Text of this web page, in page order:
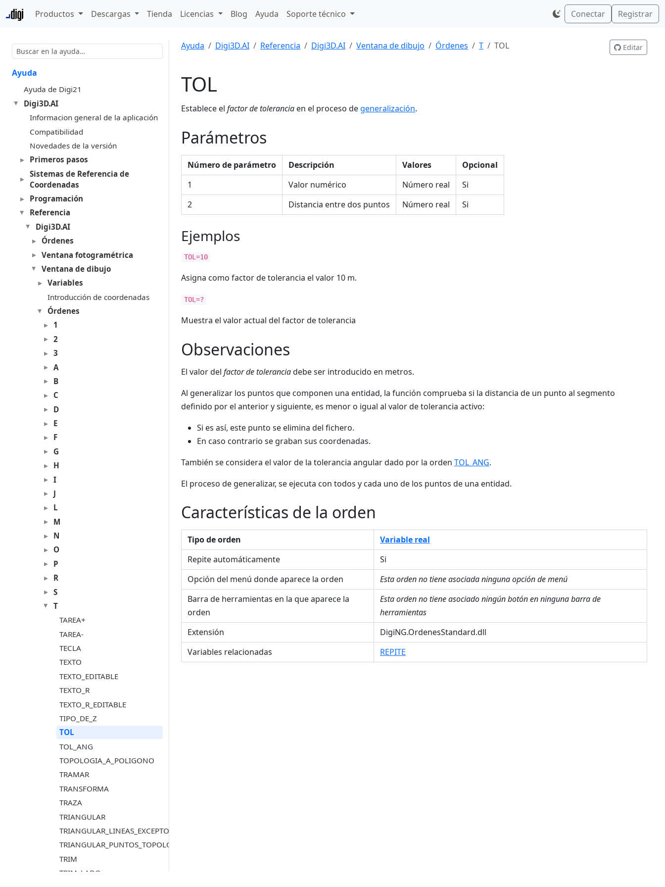
Productos Descargas Tienda Licencias Blog Ayuda Soporte técnico Conectar Registrar
Ayuda
Ayuda de Digi21
Digi3D.AI
Informacion general de la aplicación
Compatibilidad
Novedades de la versión
Primeros pasos
Sistemas de Referencia de
Coordenadas
Programación
Referencia
Digi3D.AI
Órdenes
Ventana fotogramétrica
Ventana de dibujo
Variables
Introducción de coordenadas
Órdenes
1
2
3
A
B
C
D
E
F
G
H
I
J
L
M
N
O
P
R
S
T
TAREA+
TAREA-
TECLA
TEXTO
TEXTO_EDITABLE
TEXTO_R
TEXTO_R_EDITABLE
TIPO_DE_Z
TOL
TOL_ANG
TOPOLOGIA_A_POLIGONO
TRAMAR
TRANSFORMA
TRAZA
TRIANGULAR
TRIANGULAR_LINEAS_EXCEPTO_PUNTOS_CON_CODIGO
TRIANGULAR_PUNTOS_TOPOLOGIA_EXCEPTO
TRIM
TRIM_LADO
Ayuda Digi3D.AI Referencia Digi3D.AI Ventana de dibujo Órdenes T TOL Editar
TOL
Establece el factor de tolerancia en el proceso de generalización.
Parámetros
Número de parámetro Descripción Valores
Opcional
1
Valor numérico Número real
Si
2
Distancia entre dos puntos Número real Si
Ejemplos
TOL=10
Asigna como factor de tolerancia el valor 10 m.
TOL=?
Muestra el valor actual del factor de tolerancia
Observaciones
El valor del factor de toleranciadebe ser introducido en metros.
Al generalizar los puntos que componen una entidad, la función comprueba si la distancia de un punto al segmento
definido por el anterior y siguiente, es menor o igual al valor de tolerancia activo:
Si es así, este punto se elimina del fichero.
En caso contrario se graban sus coordenadas.
También se considera el valor de la tolerancia angular dado por la orden TOL_ANG.
El proceso de generalizar, se ejecuta con todos y cada uno de los puntos de una entidad.
Características de la orden
Tipo de orden
Variable real
Repite automáticamente
Si
Opción del menú donde aparece la orden
Esta orden no tiene asociada ninguna opción de menú
Barra de herramientas en la que aparece la
orden
Esta orden no tiene asociado ningún botón en ninguna barra de
herramientas
Extensión
DigiNG.OrdenesStandard.dll
Variables relacionadas
REPITE